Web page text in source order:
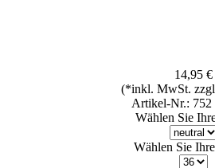
14,95 €
(*inkl. MwSt.
Artikel-Nr.: 752
Wählen Sie
Wählen Sie